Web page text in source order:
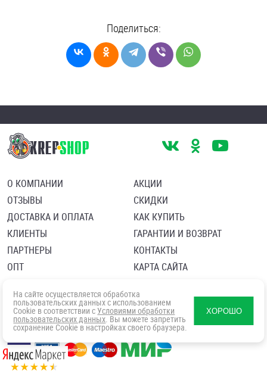
Поделиться:
О КОМПАНИИ
ОТЗЫВЫ
ДОСТАВКА И ОПЛАТА
КЛИЕНТЫ
ПАРТНЕРЫ
ОПТ
АКЦИИ
СКИДКИ
КАК КУПИТЬ
ГАРАНТИИ И ВОЗВРАТ
КОНТАКТЫ
КАРТА САЙТА
Политика в отношении обработки персональных данных
Согласие посетителя сайта на обработку персональных данны
На сайте осуществляется обработка
пользовательских данных с использованием
Cookie в соответствии с Условиями обработки
пользовательских данных. Вы можете запретить
сохранение Cookie в настройках своего браузера.
ХОРОШО